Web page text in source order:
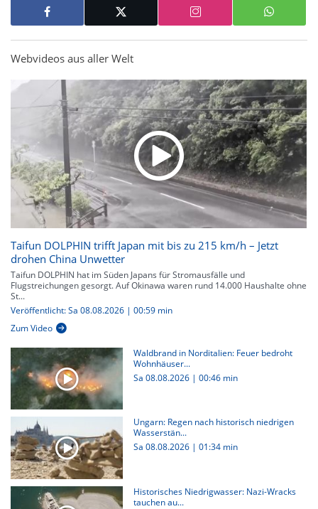
Webvideos aus aller Welt
Taifun DOLPHIN trifft Japan mit bis zu 215 km/h – Jetzt
drohen China Unwetter
Taifun DOLPHIN hat im Süden Japans für Stromausfälle und
Flugstreichungen gesorgt. Auf Okinawa waren rund 14.000 Haushalte ohne
St...
Veröffentlicht: Sa 08.08.2026 | 00:59 min
Zum Video
Waldbrand in Norditalien: Feuer bedroht
Wohnhäuser...
Sa 08.08.2026 | 00:46 min
Ungarn: Regen nach historisch niedrigen
Wasserstän...
Sa 08.08.2026 | 01:34 min
Historisches Niedrigwasser: Nazi-Wracks
tauchen au...